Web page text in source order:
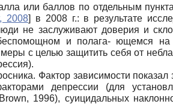
или баллов по отдельным
2008]
в 2008 г.: в результате
не заслуживают доверия и
и полага- ющемся на
с целью защитить себя от
Фактор зависимости
депрессии (для
1996), суицидальных